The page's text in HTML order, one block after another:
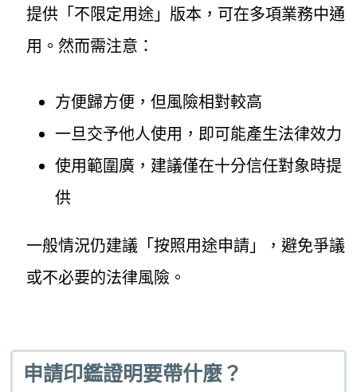
提供「不限定用途」版本，可在多項業務中通
用。然而需注意：
方便歸方便，但風險相對較高
一旦交予他人使用，即可能產生法律效力
使用範圍廣，建議僅在十分信任對象時提
供
一般情況仍建議「按照用途申請」，避免爭議
或不必要的法律風險。
申請印鑑證明要帶什麼？